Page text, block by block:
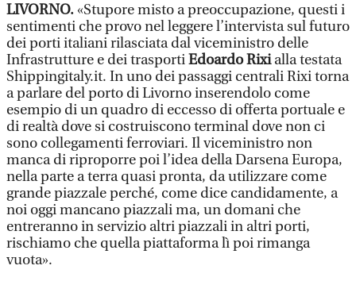
LIVORNO.«Stupore misto a preoccupazione, questi i
sentimenti che provo nel leggere l’intervista sul futuro
dei porti italiani rilasciata dal viceministro delle
Infrastrutture e dei trasportiEdoardo Rixialla testata
Shippingitaly.it. In uno dei passaggi centrali Rixi torna
a parlare del porto di Livorno inserendolo come
esempio di un quadro di eccesso di offerta portuale e
di realtà dove si costruiscono terminal dove non ci
sono collegamenti ferroviari. Il viceministro non
manca di riproporre poi l’idea della Darsena Europa,
nella parte a terra quasi pronta, da utilizzare come
grande piazzale perché, come dice candidamente, a
noi oggi mancano piazzali ma, un domani che
entreranno in servizio altri piazzali in altri porti,
rischiamo che quella piattaforma lì poi rimanga
vuota».